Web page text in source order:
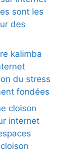
sont les
des
kalimba
du stress
fondées
cloison
internet